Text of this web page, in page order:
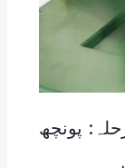
پونچھ